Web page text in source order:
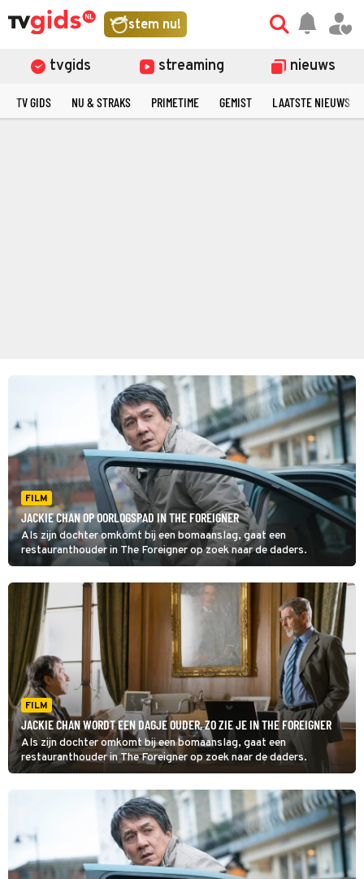
stem nu!
tvgids streaming nieuws
TV GIDS NU & STRAKS PRIMETIME GEMIST LAATSTE NIEUWS
FILM
JACKIE CHAN OP OORLOGSPAD IN THE FOREIGNER
Als zijn dochter omkomt bij een bomaanslag, gaat een
restauranthouder in The Foreigner op zoek naar de daders.
FILM
JACKIE CHAN WORDT EEN DAGJE OUDER, ZO ZIE JE IN THE FOREIGNER
Als zijn dochter omkomt bij een bomaanslag, gaat een
restauranthouder in The Foreigner op zoek naar de daders.